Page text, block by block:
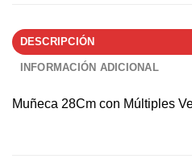
DESCRIPCIÓN
INFORMACIÓN ADICIONAL
Muñeca 28Cm con Múltiples